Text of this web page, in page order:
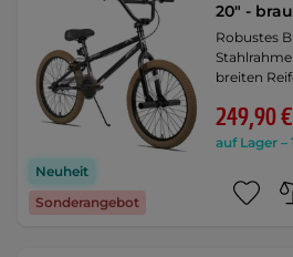
Neuheit
Sonderangebot
20" -
Robustes
breiten
249,90 €
auf Lager –